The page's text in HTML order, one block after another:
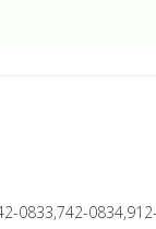
0833,742-